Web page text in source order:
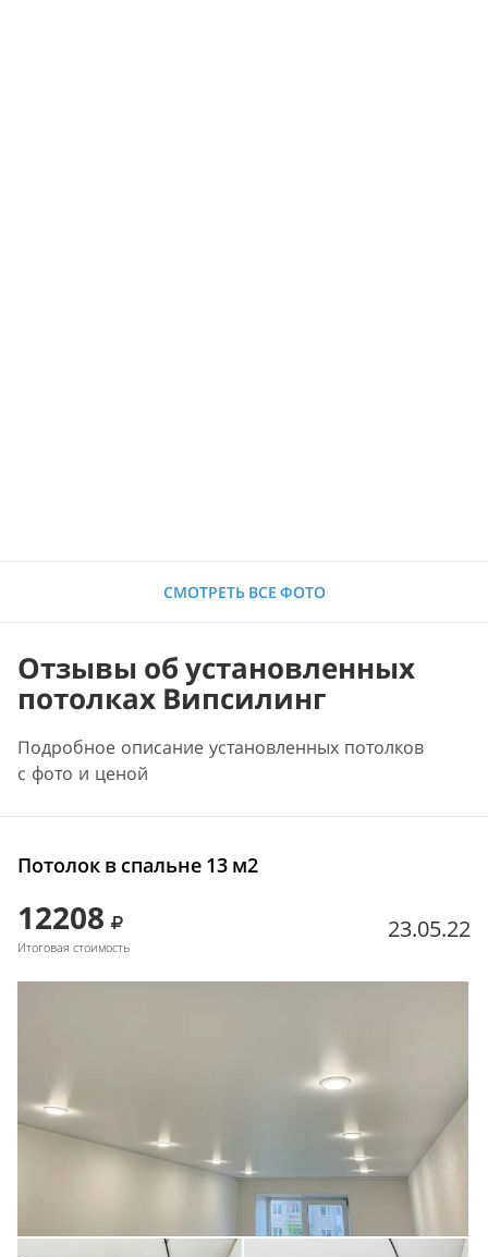
СМОТРЕТЬ ВСЕ ФОТО
Отзывы об установленных
потолках Випсилинг
Подробное описание установленных потолков
с фото и ценой
Потолок в спальне 13 м2
12208
Итоговая стоимость
23.05.22